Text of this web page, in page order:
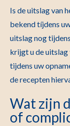
Is de uitslag van
bekend tíjdens
uitslag nog
krijgt u de
tijdens uw
de recepten
Wat zijn
of